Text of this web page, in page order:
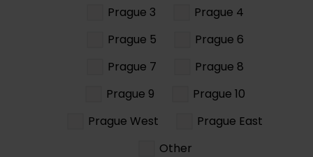
Prague 3
Prague 4
Prague 5
Prague 6
Prague 7
Prague 8
Prague 9
Prague 10
Prague West
Prague East
Other